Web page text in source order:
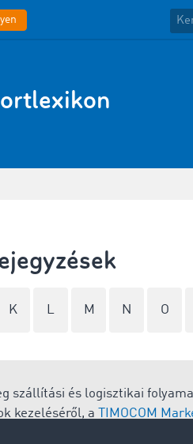
K L M N O
szállítási és logisztikai
kezeléséről, a
TIMOCOM